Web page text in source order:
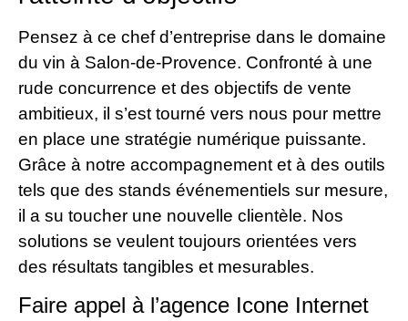
Pensez à ce chef d’entreprise dans le domaine
du vin à Salon-de-Provence. Confronté à une
rude concurrence et des objectifs de vente
ambitieux, il s’est tourné vers nous pour mettre
en place une stratégie numérique puissante.
Grâce à notre accompagnement et à des outils
tels que des stands événementiels sur mesure,
il a su toucher une nouvelle clientèle. Nos
solutions se veulent toujours orientées vers
des résultats tangibles et mesurables.
Faire appel à l’agence Icone Internet